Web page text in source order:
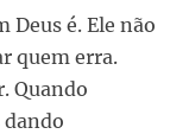
Deus é. Ele não
quem erra.
Quando
dando